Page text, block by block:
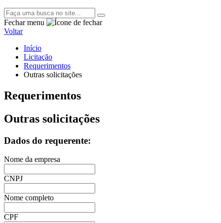
Fechar menu
Voltar
Início
Licitação
Requerimentos
Outras solicitações
Requerimentos
Outras solicitações
Dados do requerente:
Nome da empresa
CNPJ
Nome completo
CPF